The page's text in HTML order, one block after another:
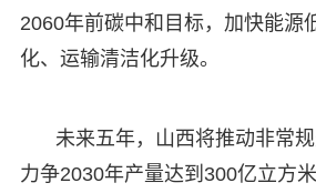
2060年前碳中和目标，加快能源
化、运输清洁化升级。
未来五年，山西将推动非常规
力争2030年产量达到300亿立方